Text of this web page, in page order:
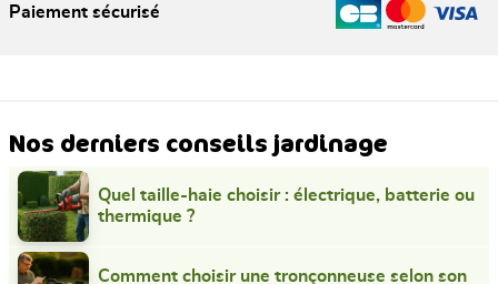
Paiement sécurisé
Nos derniers conseils jardinage
Quel taille-haie choisir : électrique, batterie ou
thermique ?
Comment choisir une tronçonneuse selon son